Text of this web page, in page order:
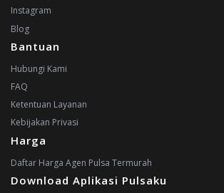
Instagram
Blog
Bantuan
Hubungi Kami
FAQ
Ketentuan Layanan
Kebijakan Privasi
Harga
Daftar Harga Agen Pulsa Termurah
Download Aplikasi Pulsaku